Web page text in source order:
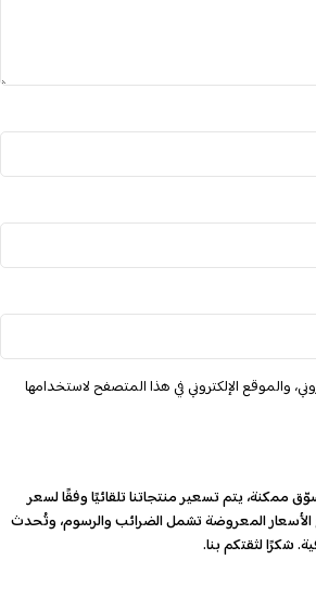
والموقع الإلكتروني في هذا المتصفح لاستخدامها
يتم تسعير منتجاتنا تلقائيًا وفقًا لسعر
المعروضة تشمل الضرائب والرسوم، وتُحدث
شكرًا لثقتكم بنا.